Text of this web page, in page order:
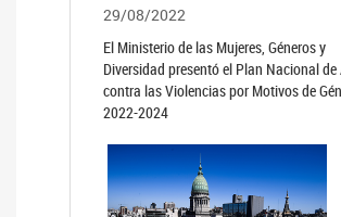
29/08/2022
El Ministerio de las Mujeres, Géneros y
Diversidad presentó el Plan Nacional de
contra las Violencias por Motivos de
2022-2024